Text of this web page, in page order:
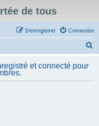
de tous
Connexion
S’enregistrer
h
et connecté pour